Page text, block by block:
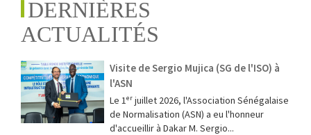
DERNIÈRES
ACTUALITÉS
Visite de Sergio Mujica (SG de l'ISO) à
l'ASN
Le 1ᵉʳ juillet 2026, l'Association Sénégalaise
de Normalisation (ASN) a eu l'honneur
d'accueillir à Dakar M. Sergio...